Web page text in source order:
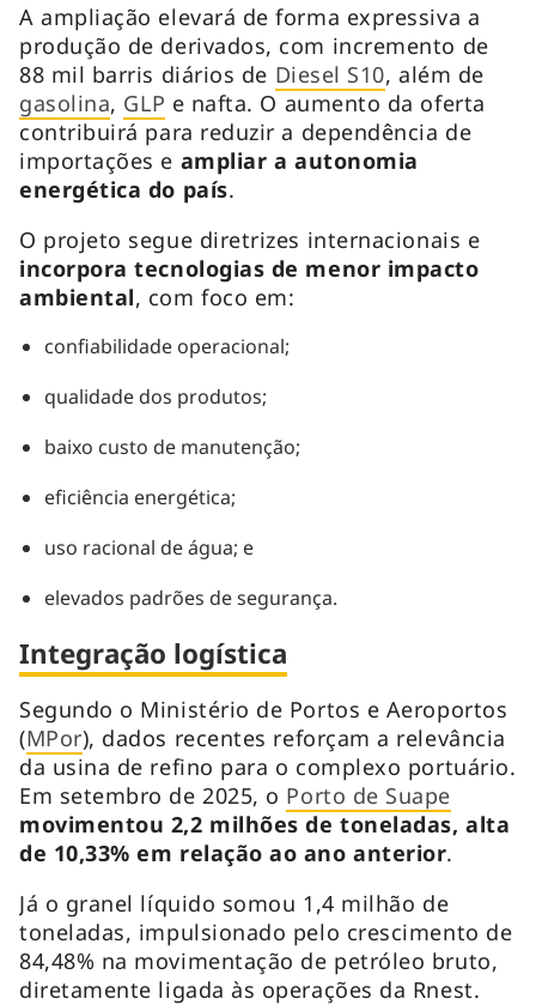
A ampliação elevará de forma expressiva a
produção de derivados, com incremento de
88 mil barris diários de Diesel S10, além de
gasolina, GLP e nafta. O aumento da oferta
contribuirá para reduzir a dependência de
importações e ampliar a autonomia
energética do país.
O projeto segue diretrizes internacionais e
incorpora tecnologias de menor impacto
ambiental, com foco em:
confiabilidade operacional;
qualidade dos produtos;
baixo custo de manutenção;
eficiência energética;
uso racional de água; e
elevados padrões de segurança.
Integração logística
Segundo o Ministério de Portos e Aeroportos
(MPor), dados recentes reforçam a relevância
da usina de refino para o complexo portuário.
Em setembro de 2025, o Porto de Suape
movimentou 2,2 milhões de toneladas, alta
de 10,33% em relação ao ano anterior.
Já o granel líquido somou 1,4 milhão de
toneladas, impulsionado pelo crescimento de
84,48% na movimentação de petróleo bruto,
diretamente ligada às operações da Rnest.